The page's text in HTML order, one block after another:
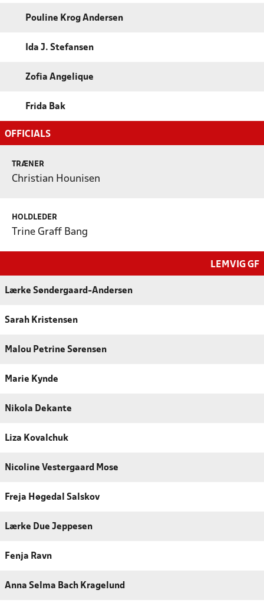
Pouline Krog Andersen
Ida J. Stefansen
Zofia Angelique
Frida Bak
OFFICIALS
TRÆNER
Christian Hounisen
HOLDLEDER
Trine Graff Bang
LEMVIG GF
Lærke Søndergaard-Andersen
Sarah Kristensen
Malou Petrine Sørensen
Marie Kynde
Nikola Dekante
Liza Kovalchuk
Nicoline Vestergaard Mose
Freja Høgedal Salskov
Lærke Due Jeppesen
Fenja Ravn
Anna Selma Bach Kragelund